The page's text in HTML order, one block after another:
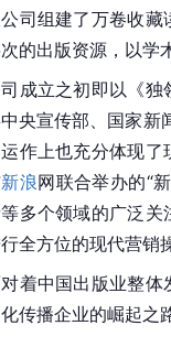
司组建了万卷收
的出版资源，以学
成立之初即以《独
央宣传部、国家新
作上也充分体现了
新浪网联合举办的“
多个领域的广泛关
全方位的现代营销
着中国出版业整体
传播企业的崛起之